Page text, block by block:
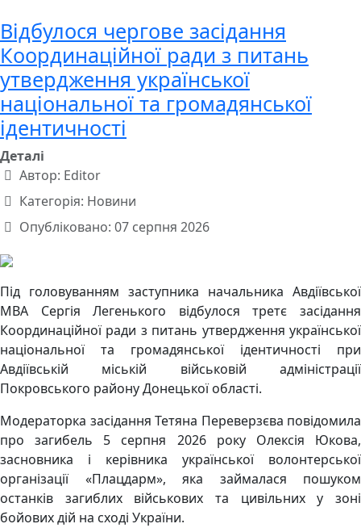
Відбулося чергове засідання
Координаційної ради з питань
утвердження української
національної та громадянської
ідентичності
Деталі
Автор: Editor
Категорія: Новини
Опубліковано: 07 серпня 2026
Під головуванням заступника начальника Авдіївської
МВА Сергія Легенького відбулося третє засідання
Координаційної ради з питань утвердження української
національної та громадянської ідентичності при
Авдіївській міській військовій адміністрації
Покровського району Донецької області.
Модераторка засідання Тетяна Переверзєва повідомила
про загибель 5 серпня 2026 року Олексія Юкова,
засновника і керівника української волонтерської
організації «Плацдарм», яка займалася пошуком
останків загиблих військових та цивільних у зоні
бойових дій на сході України.